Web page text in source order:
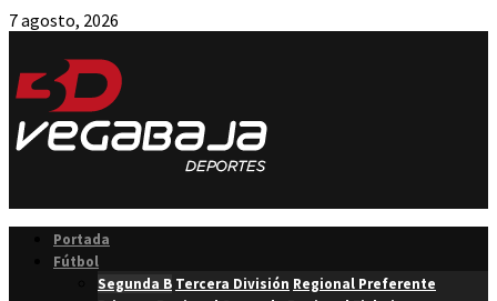
7 agosto, 2026
Portada
Fútbol
Segunda B Tercera División Regional Preferente